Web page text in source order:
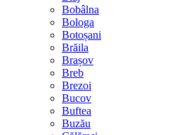
Bobâlna
Bologa
Botoșani
Brăila
Brașov
Breb
Brezoi
Bucov
Buftea
Buzău